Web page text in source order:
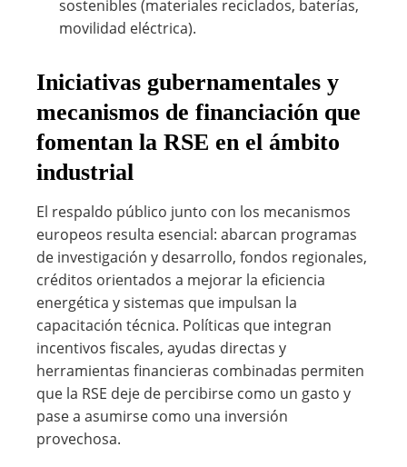
sostenibles (materiales reciclados, baterías,
movilidad eléctrica).
Iniciativas gubernamentales y
mecanismos de financiación que
fomentan la RSE en el ámbito
industrial
El respaldo público junto con los mecanismos
europeos resulta esencial: abarcan programas
de investigación y desarrollo, fondos regionales,
créditos orientados a mejorar la eficiencia
energética y sistemas que impulsan la
capacitación técnica. Políticas que integran
incentivos fiscales, ayudas directas y
herramientas financieras combinadas permiten
que la RSE deje de percibirse como un gasto y
pase a asumirse como una inversión
provechosa.